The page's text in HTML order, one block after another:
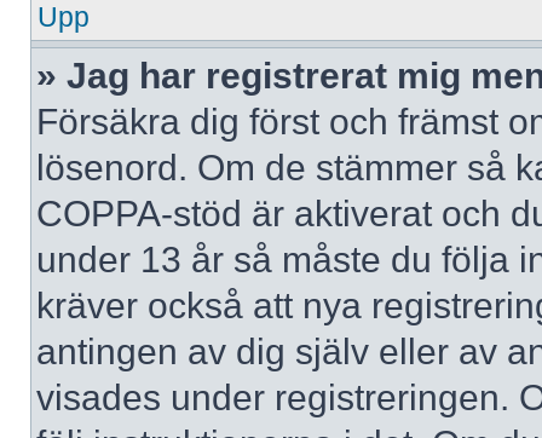
Upp
» Jag har registrerat mig
Försäkra dig först och främst
lösenord. Om de stämmer så
COPPA-stöd är aktiverat och
under 13 år så måste du följa
kräver också att nya
antingen av dig själv eller av
visades under registreringen.